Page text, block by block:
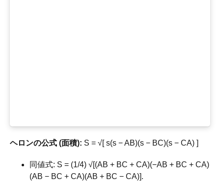
ヘロンの公式 (面積): S = √[ s(s − AB)(s − BC)(s − CA) ]
同値式: S = (1/4) √[(AB + BC + CA)(−AB + BC + CA)
(AB − BC + CA)(AB + BC − CA)].